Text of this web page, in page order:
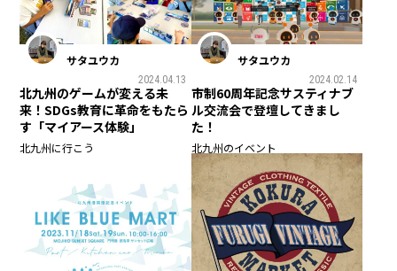
サタユウカ
2024.04.13
北九州のゲームが変える未
来！SDGs教育に革命をもたら
す「マイアース体験」
北九州に行こう
サタユウカ
2024.02.14
市制60周年記念サスティナブ
ル交流会で登壇してきまし
た！
北九州のイベント